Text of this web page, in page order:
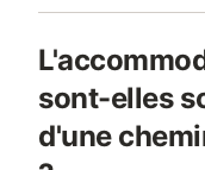
sont-elles
d'une